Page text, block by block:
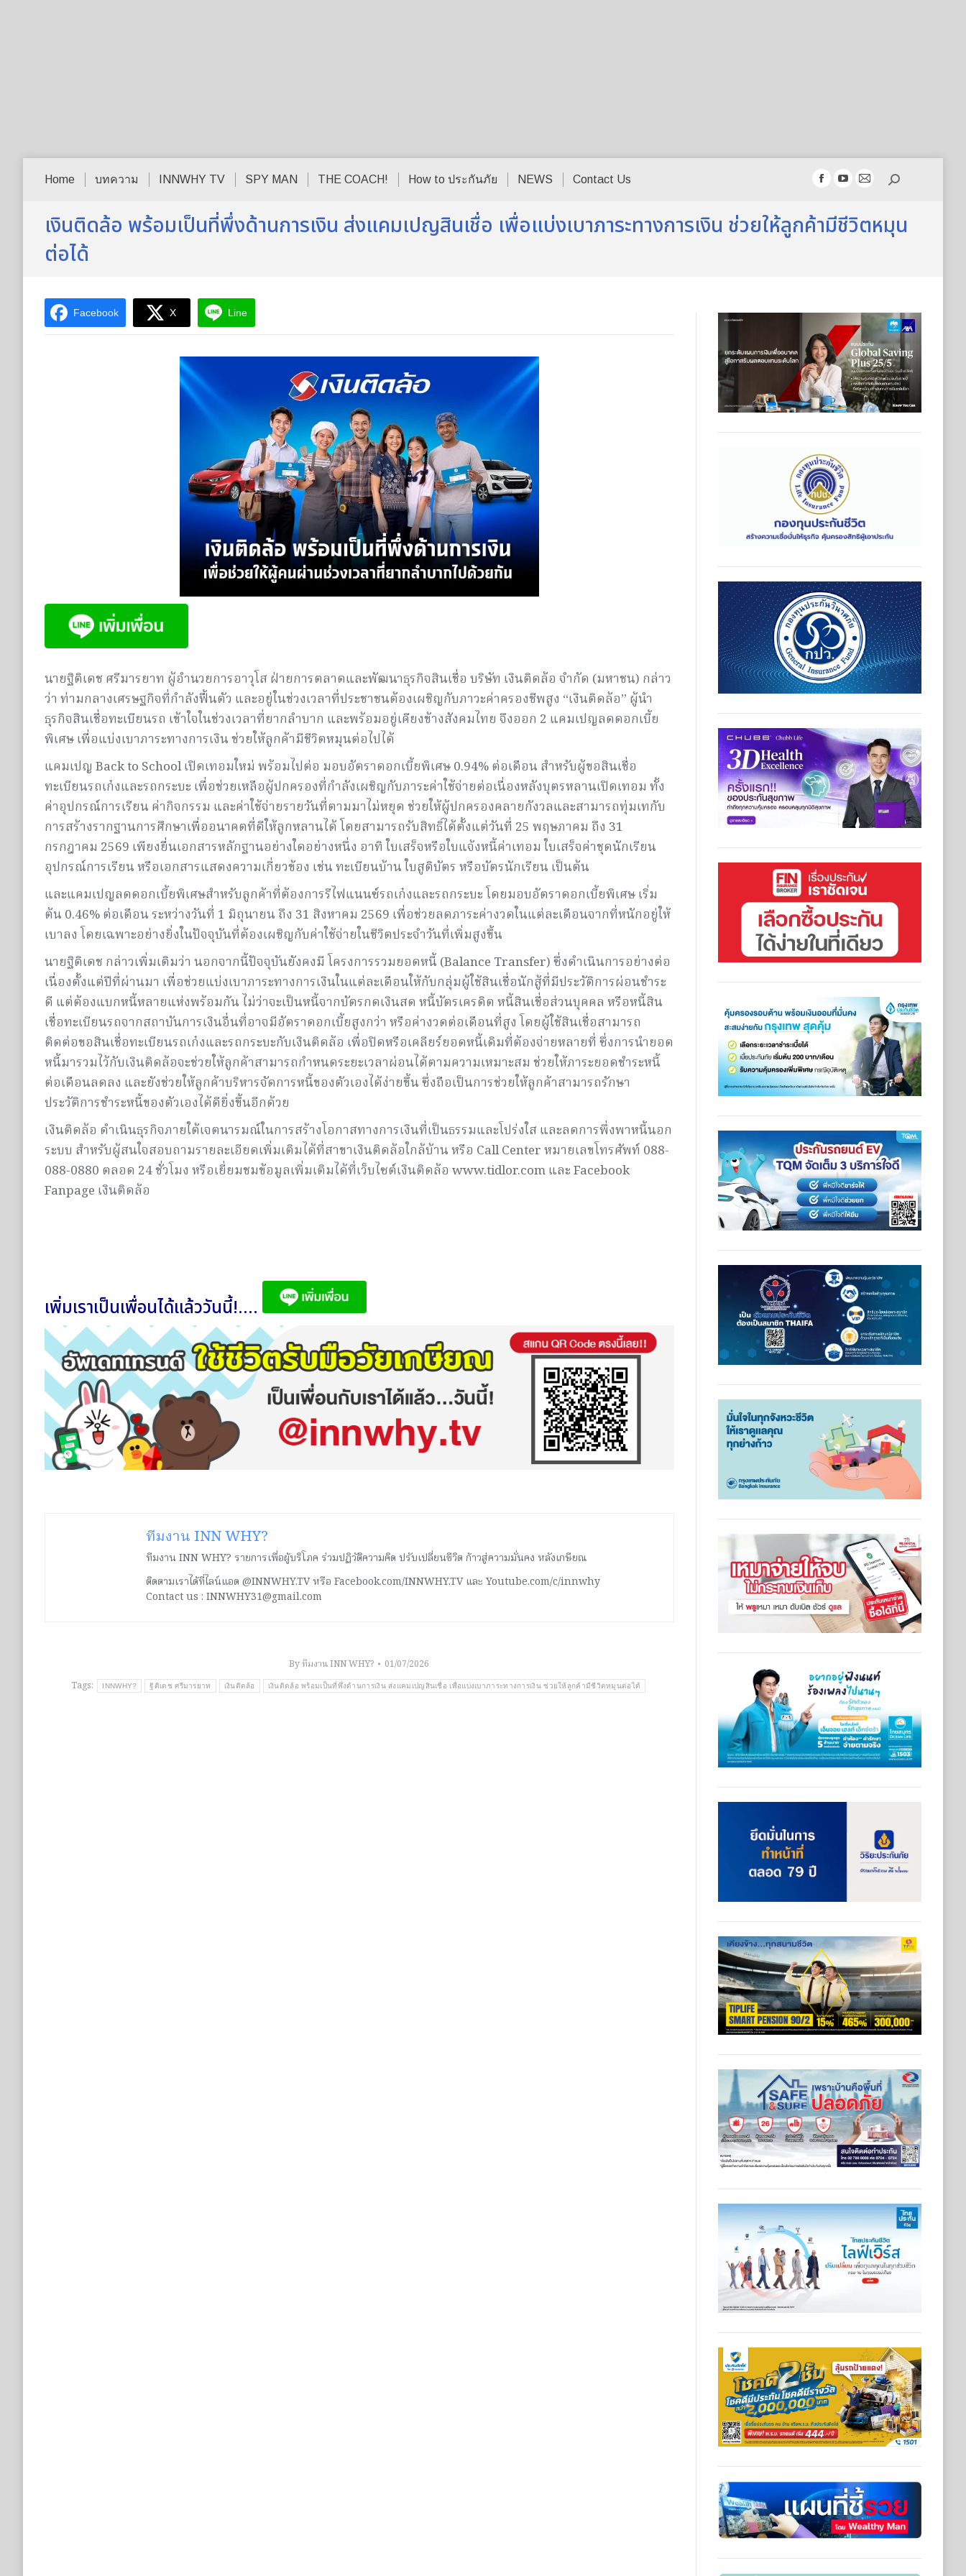
Home บทความ INNWHY TV SPY MAN THE COACH! How to ประกันภัย NEWS Contact Us
Facebook
opens
YouTube
opens
Mail
opens
Search:
เงินติดล้อ พร้อมเป็นที่พึ่งด้านการเงิน ส่งแคมเปญสินเชื่อ เพื่อแบ่งเบาภาระทางการเงิน ช่วยให้ลูกค้ามีชีวิตหมุน
ต่อได้
Facebook X Line
นายฐิติเดช ศรีมารยาท ผู้อำนวยการอาวุโส ฝ่ายการตลาดและพัฒนาธุรกิจสินเชื่อ บริษัท เงินติดล้อ จำกัด (มหาชน) กล่าว
ว่า ท่ามกลางเศรษฐกิจที่กำลังฟื้นตัว และอยู่ในช่วงเวลาที่ประชาชนต้องเผชิญกับภาวะค่าครองชีพสูง “เงินติดล้อ” ผู้นำ
ธุรกิจสินเชื่อทะเบียนรถ เข้าใจในช่วงเวลาที่ยากลำบาก และพร้อมอยู่เคียงข้างสังคมไทย จึงออก 2 แคมเปญลดดอกเบี้ย
พิเศษ เพื่อแบ่งเบาภาระทางการเงิน ช่วยให้ลูกค้ามีชีวิตหมุนต่อไปได้
แคมเปญ Back to School เปิดเทอมใหม่ พร้อมไปต่อ มอบอัตราดอกเบี้ยพิเศษ 0.94% ต่อเดือน สำหรับผู้ขอสินเชื่อ
ทะเบียนรถเก๋งและรถกระบะ เพื่อช่วยเหลือผู้ปกครองที่กำลังเผชิญกับภาระค่าใช้จ่ายต่อเนื่องหลังบุตรหลานเปิดเทอม ทั้ง
ค่าอุปกรณ์การเรียน ค่ากิจกรรม และค่าใช้จ่ายรายวันที่ตามมาไม่หยุด ช่วยให้ผู้ปกครองคลายกังวลและสามารถทุ่มเทกับ
การสร้างรากฐานการศึกษาเพื่ออนาคตที่ดีให้ลูกหลานได้ โดยสามารถรับสิทธิ์ได้ตั้งแต่วันที่ 25 พฤษภาคม ถึง 31
กรกฎาคม 2569 เพียงยื่นเอกสารหลักฐานอย่างใดอย่างหนึ่ง อาทิ ใบเสร็จหรือใบแจ้งหนี้ค่าเทอม ใบเสร็จค่าชุดนักเรียน
อุปกรณ์การเรียน หรือเอกสารแสดงความเกี่ยวข้อง เช่น ทะเบียนบ้าน ใบสูติบัตร หรือบัตรนักเรียน เป็นต้น
และแคมเปญลดดอกเบี้ยพิเศษสำหรับลูกค้าที่ต้องการรีไฟแนนซ์รถเก๋งและรถกระบะ โดยมอบอัตราดอกเบี้ยพิเศษ เริ่ม
ต้น 0.46% ต่อเดือน ระหว่างวันที่ 1 มิถุนายน ถึง 31 สิงหาคม 2569 เพื่อช่วยลดภาระค่างวดในแต่ละเดือนจากที่หนักอยู่ให้
เบาลง โดยเฉพาะอย่างยิ่งในปัจจุบันที่ต้องเผชิญกับค่าใช้จ่ายในชีวิตประจำวันที่เพิ่มสูงขึ้น
นายฐิติเดช กล่าวเพิ่มเติมว่า นอกจากนี้ปัจจุบันยังคงมี โครงการรวมยอดหนี้ (Balance Transfer) ซึ่งดำเนินการอย่างต่อ
เนื่องตั้งแต่ปีที่ผ่านมา เพื่อช่วยแบ่งเบาภาระทางการเงินในแต่ละเดือนให้กับกลุ่มผู้ใช้สินเชื่อนักสู้ที่มีประวัติการผ่อนชำระ
ดี แต่ต้องแบกหนี้หลายแห่งพร้อมกัน ไม่ว่าจะเป็นหนี้จากบัตรกดเงินสด หนี้บัตรเครดิต หนี้สินเชื่อส่วนบุคคล หรือหนี้สิน
เชื่อทะเบียนรถจากสถาบันการเงินอื่นที่อาจมีอัตราดอกเบี้ยสูงกว่า หรือค่างวดต่อเดือนที่สูง โดยผู้ใช้สินเชื่อสามารถ
ติดต่อขอสินเชื่อทะเบียนรถเก๋งและรถกระบะกับเงินติดล้อ เพื่อปิดหรือเคลียร์ยอดหนี้เดิมที่ต้องจ่ายหลายที่ ซึ่งการนำยอด
หนี้มารวมไว้กับเงินติดล้อจะช่วยให้ลูกค้าสามารถกำหนดระยะเวลาผ่อนได้ตามความเหมาะสม ช่วยให้ภาระยอดชำระหนี้
ต่อเดือนลดลง และยังช่วยให้ลูกค้าบริหารจัดการหนี้ของตัวเองได้ง่ายขึ้น ซึ่งถือเป็นการช่วยให้ลูกค้าสามารถรักษา
ประวัติการชำระหนี้ของตัวเองได้ดียิ่งขึ้นอีกด้วย
เงินติดล้อ ดำเนินธุรกิจภายใต้เจตนารมณ์ในการสร้างโอกาสทางการเงินที่เป็นธรรมและโปร่งใส และลดการพึ่งพาหนี้นอก
ระบบ สำหรับผู้สนใจสอบถามรายละเอียดเพิ่มเติมได้ที่สาขาเงินติดล้อใกล้บ้าน หรือ Call Center หมายเลขโทรศัพท์ 088-
088-0880 ตลอด 24 ชั่วโมง หรือเยี่ยมชมข้อมูลเพิ่มเติมได้ที่เว็บไซต์เงินติดล้อ www.tidlor.com และ Facebook
Fanpage เงินติดล้อ
เพิ่มเราเป็นเพื่อนได้แล้ววันนี้!....
ทีมงาน INN WHY?
ทีมงาน INN WHY? รายการเพื่อผู้บริโภค ร่วมปฏิวัติความคิด ปรับเปลี่ยนชีวิต ก้าวสู่ความมั่นคง หลังเกษียณ
ติดตามเราได้ที่ไลน์แอด @INNWHY.TV หรือ Facebook.com/INNWHY.TV และ Youtube.com/c/innwhy
Contact us : INNWHY31@gmail.com
Byทีมงาน INN WHY?
01/07/2026
Tags:
INNWHY? ฐิติเดช ศรีมารยาท เงินติดล้อ เงินติดล้อ พร้อมเป็นที่พึ่งด้านการเงิน ส่งแคมเปญสินเชื่อ เพื่อแบ่งเบาภาระทางการเงิน ช่วยให้ลูกค้ามีชีวิตหมุนต่อได้